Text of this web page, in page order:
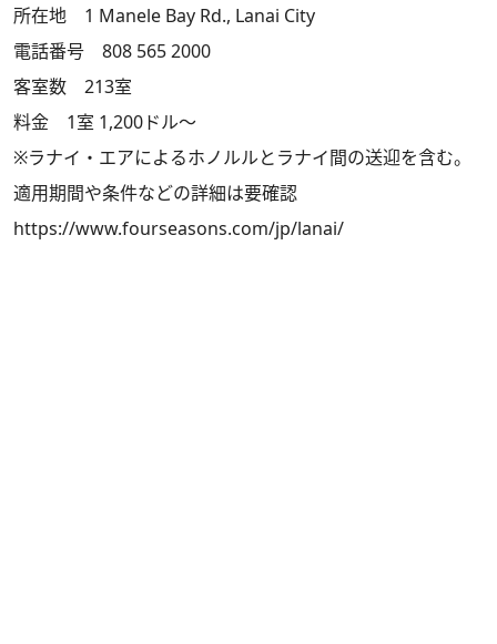
所在地 1 Manele Bay Rd., Lanai City
電話番号 808 565 2000
客室数 213室
料金 1室 1,200ドル～
※ラナイ・エアによるホノルルとラナイ間の送迎を含む。
適用期間や条件などの詳細は要確認
https://www.fourseasons.com/jp/lanai/